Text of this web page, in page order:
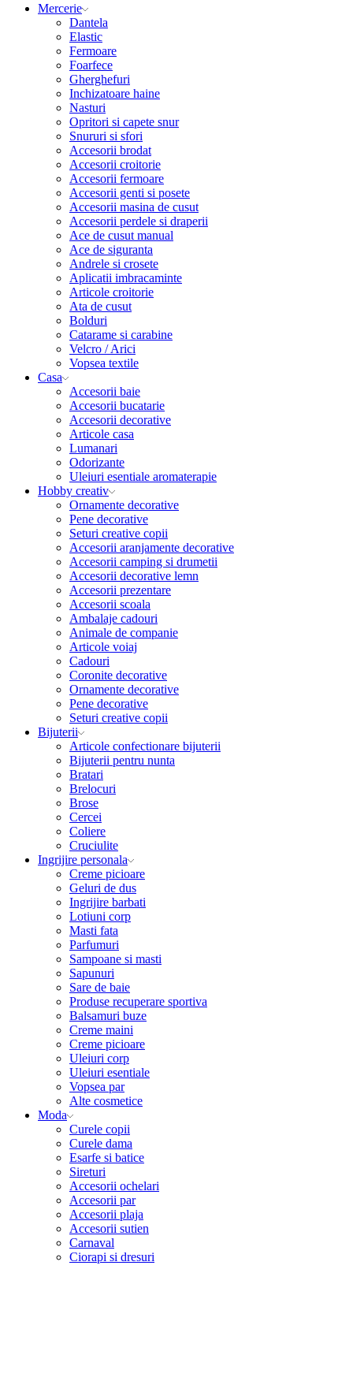
Mercerie
Dantela
Elastic
Fermoare
Foarfece
Gherghefuri
Inchizatoare haine
Nasturi
Opritori si capete snur
Snururi si sfori
Accesorii brodat
Accesorii croitorie
Accesorii fermoare
Accesorii genti si posete
Accesorii masina de cusut
Accesorii perdele si draperii
Ace de cusut manual
Ace de siguranta
Andrele si crosete
Aplicatii imbracaminte
Articole croitorie
Ata de cusut
Bolduri
Catarame si carabine
Velcro / Arici
Vopsea textile
Casa
Accesorii baie
Accesorii bucatarie
Accesorii decorative
Articole casa
Lumanari
Odorizante
Uleiuri esentiale aromaterapie
Hobby creativ
Ornamente decorative
Pene decorative
Seturi creative copii
Accesorii aranjamente decorative
Accesorii camping si drumetii
Accesorii decorative lemn
Accesorii prezentare
Accesorii scoala
Ambalaje cadouri
Animale de companie
Articole voiaj
Cadouri
Coronite decorative
Ornamente decorative
Pene decorative
Seturi creative copii
Bijuterii
Articole confectionare bijuterii
Bijuterii pentru nunta
Bratari
Brelocuri
Brose
Cercei
Coliere
Cruciulite
Ingrijire personala
Creme picioare
Geluri de dus
Ingrijire barbati
Lotiuni corp
Masti fata
Parfumuri
Sampoane si masti
Sapunuri
Sare de baie
Produse recuperare sportiva
Balsamuri buze
Creme maini
Creme picioare
Uleiuri corp
Uleiuri esentiale
Vopsea par
Alte cosmetice
Moda
Curele copii
Curele dama
Esarfe si batice
Sireturi
Accesorii ochelari
Accesorii par
Accesorii plaja
Accesorii sutien
Carnaval
Ciorapi si dresuri